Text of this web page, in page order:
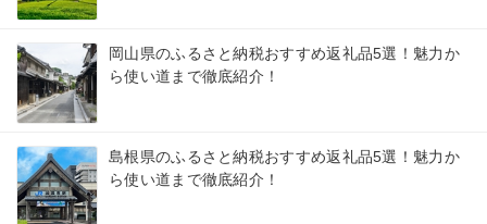
岡山県のふるさと納税おすすめ返礼品5選！魅力か
ら使い道まで徹底紹介！
島根県のふるさと納税おすすめ返礼品5選！魅力か
ら使い道まで徹底紹介！